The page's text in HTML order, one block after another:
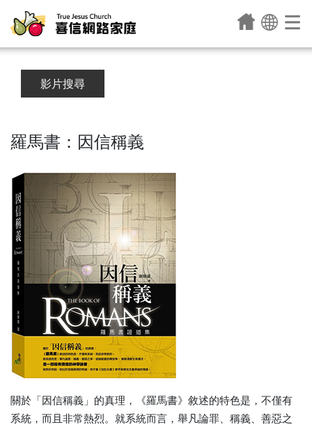
影片搜尋
羅馬書：因信稱義
關於「因信稱義」的真理，《羅馬書》敘述的特色是，不僅有
系統，而且非常熱烈。就系統而言，舉凡論罪、稱義、善惡之